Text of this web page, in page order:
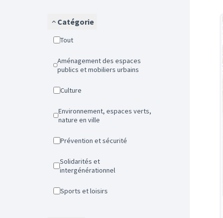
Catégorie
Tout
Aménagement des espaces
publics et mobiliers urbains
Culture
Environnement, espaces verts,
nature en ville
Prévention et sécurité
Solidarités et
intergénérationnel
Sports et loisirs